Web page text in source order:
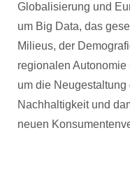
Globalisierung und
um Big Data, das
Milieus, der
regionalen Autonomie
um die
Nachhaltigkeit und
neuen